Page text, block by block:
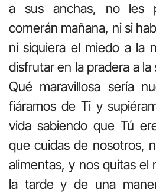
a sus anchas, no les
comerán mañana, ni si
ni siquiera el miedo a la
disfrutar en la pradera a
Qué maravillosa sería
fiáramos de Ti y
vida sabiendo que Tú
que cuidas de nosotros,
alimentas, y nos quitas el
la tarde y de una